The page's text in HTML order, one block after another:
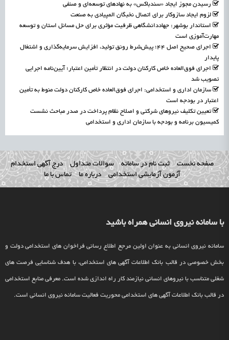
رسیدن مجوز ایجاد «سندباکس» به نهادهای توسعه‌ای و صنفی
لزوم ایجاد سازوکار برای اتصال نخبگان المپیادی به صنعت
استاندار بوشهر: جهاددانشگاهی ظرفیت مؤثری برای حل مسائل استان و توسعه
مهارت‌آموزی است
اجرای صحیح اصل ۴۴؛ پیش‌شرط رونق تولید، افزایش سرمایه‌گذاری و اشتغال
پایدار
اجرای فوق‌العاده خاص کارکنان دولت در انتظار تأمین اعتبار؛ آیین‌نامه اجرایی
تصویب شد
سازمان اداری و استخدامی: اجرای فوق‌العاده خاص کارکنان دولت منوط به تأمین
اعتبار در بودجه است
تعیین تکلیف نیروهای شرکتی و اصلاح نظام پرداخت در صدر مباحث نشست
کمیسیون برنامه و بودجه با سازمان اداری و استخدامی
صفحه نخست ثبت نام در سامانه سوالات متداول
درج آگهی استخدام
آزمون آزمایشی استخدامی
درباره ما تماس با ما
با سامانه نیروی انسانی همراه باشید
سامانه نیروی انسانی به عنوان اولین مرجع اطلاع رسانی فراخوان های استخدامی دولت و
بخش خصوصی در قالب بانک اطلاعات آگهی های استخدامی، با هدف شناسایی فرصت های
شغلی متناسب با نیروهای انسانی نیازمند کار راه اندازی شده است. معرفی منابع استخدامی
در قالب بانک اطلاعات آگهی های استخدامی محوریت فعالیت سامانه نیروی انسانی است.